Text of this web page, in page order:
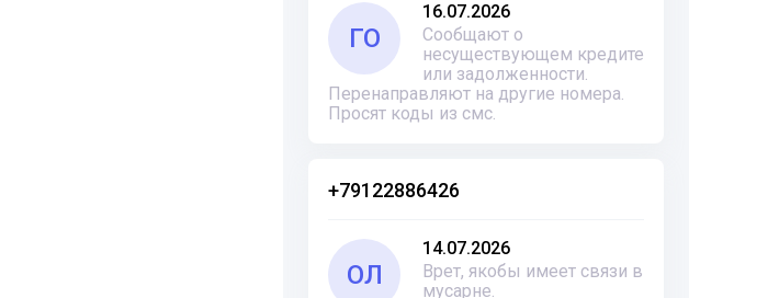
ГО
16.07.2026
Сообщают о
несуществующем кредите
или задолженности.
Перенаправляют на другие номера.
Просят коды из смс.
+79122886426
ОЛ
14.07.2026
Врет, якобы имеет связи в
мусарне.